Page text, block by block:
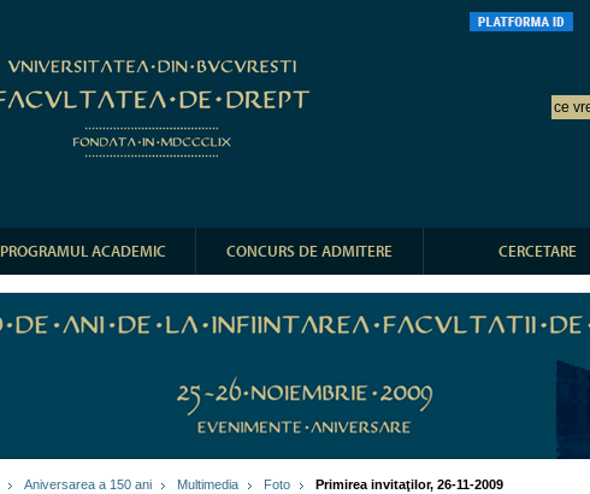
PROGRAMUL ACADEMIC CONCURS DE ADMITERE CERCETARE
Aniversarea a 150 ani Multimedia Foto Primirea invitaţilor, 26-11-2009